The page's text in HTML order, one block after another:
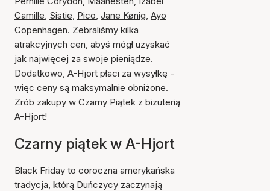
Camille, Sistie, Pico, Jane Kønig, Ayo
Copenhagen. Zebraliśmy kilka
atrakcyjnych cen, abyś mógł uzyskać
jak najwięcej za swoje pieniądze.
Dodatkowo, A-Hjort płaci za wysyłkę -
więc ceny są maksymalnie obniżone.
Zrób zakupy w Czarny Piątek z biżuterią
A-Hjort!
Czarny piątek w A-Hjort
Black Friday to coroczna amerykańska
tradycja, którą Duńczycy zaczynają